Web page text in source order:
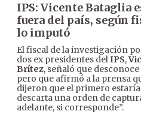
IPS: Vicente Bataglia
fuera del país, según
lo imputó
El fiscal de la investigación
dos ex presidentes delIPS,
Brítez, señaló que
pero que afirmó a la prensa
dijeron que el primero
descarta una orden de
adelante, si corresponde”.